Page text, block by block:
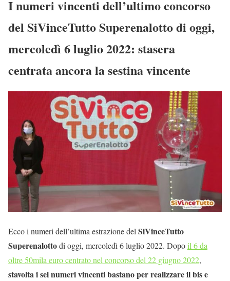
I numeri vincenti dell’ultimo concorso
del SiVinceTutto Superenalotto di oggi,
mercoledì 6 luglio 2022: stasera
centrata ancora la sestina vincente
Ecco i numeri dell’ultima estrazione delSiVinceTutto
Superenalottodi oggi, mercoledì 6 luglio 2022. Dopoil 6 da
oltre 50mila euro centrato nel concorso del 22 giugno 2022,
stavolta i sei numeri vincenti bastano per realizzare il bis e